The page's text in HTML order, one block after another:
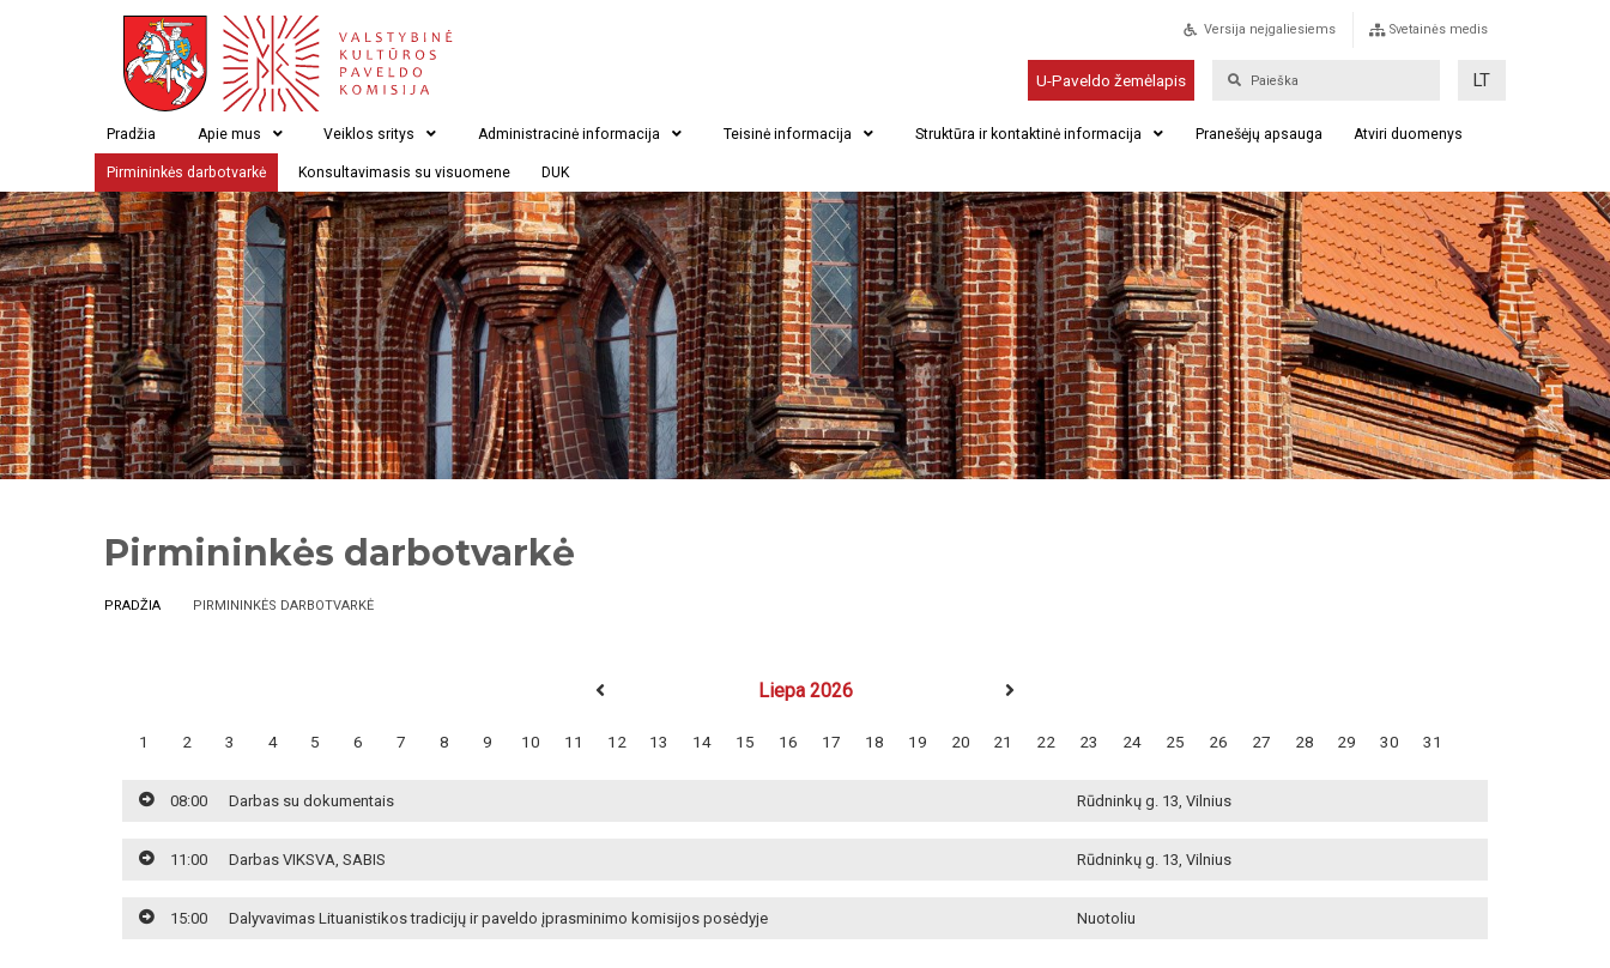
Versija neįgaliesiems Svetainės medis
U-Paveldo žemėlapis LT
Pradžia Apie mus Veiklos sritys Administracinė informacija Teisinė informacija Struktūra ir kontaktinė informacija Pranešėjų apsauga Atviri duomenys
Pirmininkės darbotvarkė Konsultavimasis su visuomene DUK
Pirmininkės darbotvarkė
PRADŽIA PIRMININKĖS DARBOTVARKĖ
Liepa 2026
1 2 3 4 5 6 7 8 9 10 11 12 13 14 15 16 17 18 19 20 21 22 23 24 25 26 27 28 29 30 31
08:00 Darbas su dokumentais Rūdninkų g. 13, Vilnius
11:00 Darbas VIKSVA, SABIS Rūdninkų g. 13, Vilnius
15:00 Dalyvavimas Lituanistikos tradicijų ir paveldo įprasminimo komisijos posėdyje Nuotoliu